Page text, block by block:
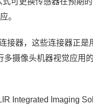
。
接器，这些连接器正是
摄像头机器视觉应用的
Integrated Imaging